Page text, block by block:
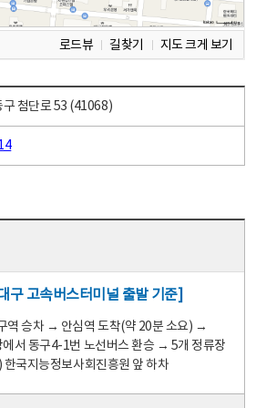
로드뷰 길찾기 지도 크게 보기
구 첨단로 53 (41068)
구 고속버스터미널 출발 기준]
역 승차 → 안심역 도착(약 20분 소요) →
에서 동구4-1번 노선버스 환승 → 5개 정류장
한국지능정보사회진흥원 앞 하차